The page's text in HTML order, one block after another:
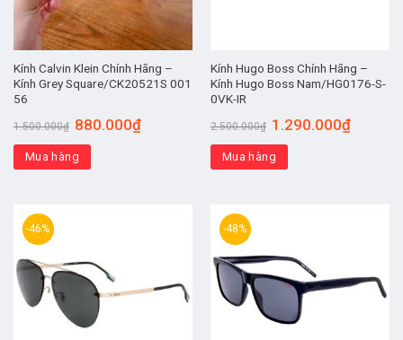
Kính Calvin Klein Chính Hãng –
Kính Grey Square/CK20521S 001
56
1.500.000₫ 880.000₫
Mua hàng
Kính Hugo Boss Chính Hãng –
Kính Hugo Boss Nam/HG0176-S-
0VK-IR
2.500.000₫ 1.290.000₫
Mua hàng
-46% -48%